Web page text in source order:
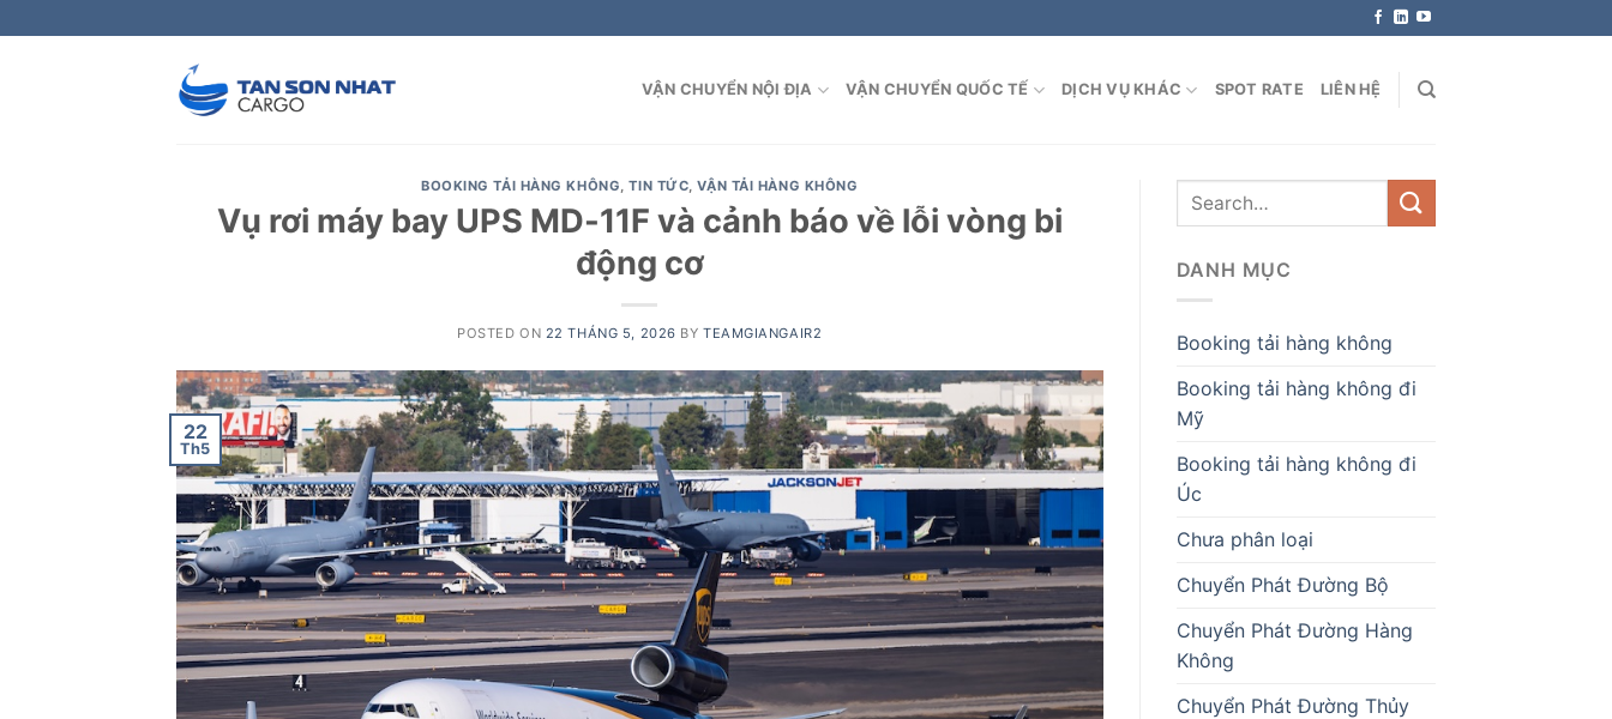
to
VẬN CHUYỂN NỘI ĐỊA VẬN CHUYỂN QUỐC TẾ DỊCH VỤ KHÁC SPOT RATE LIÊN HỆ
BOOKING TẢI HÀNG KHÔNG,TIN TỨC,VẬN TẢI HÀNG KHÔNG
Vụ rơi máy bay UPS MD-11F và cảnh báo về lỗi vòng bi
động cơ
POSTED ON 22 THÁNG 5, 2026 BYTEAMGIANGAIR2
22
Th5
DANH MỤC
Booking tải hàng không
Booking tải hàng không đi
Mỹ
Booking tải hàng không đi
Úc
Chưa phân loại
Chuyển Phát Đường Bộ
Chuyển Phát Đường Hàng
Không
Chuyển Phát Đường Thủy